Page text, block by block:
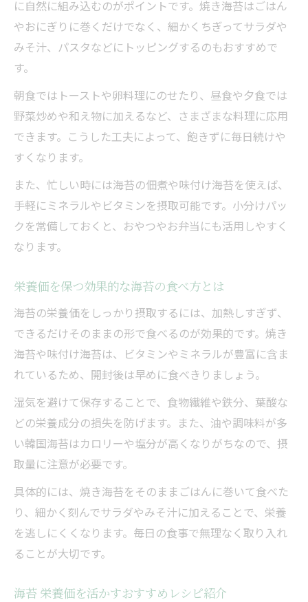
に自然に組み込むのがポイントです。焼き海苔はごはん
やおにぎりに巻くだけでなく、細かくちぎってサラダや
みそ汁、パスタなどにトッピングするのもおすすめで
す。
朝食ではトーストや卵料理にのせたり、昼食や夕食では
野菜炒めや和え物に加えるなど、さまざまな料理に応用
できます。こうした工夫によって、飽きずに毎日続けや
すくなります。
また、忙しい時には海苔の佃煮や味付け海苔を使えば、
手軽にミネラルやビタミンを摂取可能です。小分けパッ
クを常備しておくと、おやつやお弁当にも活用しやすく
なります。
栄養価を保つ効果的な海苔の食べ方とは
海苔の栄養価をしっかり摂取するには、加熱しすぎず、
できるだけそのままの形で食べるのが効果的です。焼き
海苔や味付け海苔は、ビタミンやミネラルが豊富に含ま
れているため、開封後は早めに食べきりましょう。
湿気を避けて保存することで、食物繊維や鉄分、葉酸な
どの栄養成分の損失を防げます。また、油や調味料が多
い韓国海苔はカロリーや塩分が高くなりがちなので、摂
取量に注意が必要です。
具体的には、焼き海苔をそのままごはんに巻いて食べた
り、細かく刻んでサラダやみそ汁に加えることで、栄養
を逃しにくくなります。毎日の食事で無理なく取り入れ
ることが大切です。
海苔 栄養価を活かすおすすめレシピ紹介